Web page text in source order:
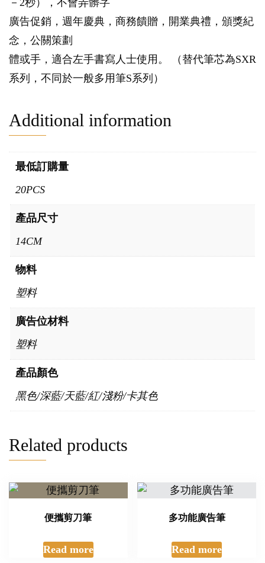
－2秒），不會弄髒字
廣告促銷，週年慶典，商務饋贈，開業典禮，頒獎紀
念，公關策劃
體或手，適合左手書寫人士使用。 （替代筆芯為SXR
系列，不同於一般多用筆S系列）
Additional information
最低訂購量
20PCS
產品尺寸
14CM
物料
塑料
廣告位材料
塑料
產品顏色
黑色/深藍/天藍/紅/淺粉/卡其色
Related products
便攜剪刀筆
Read more
多功能廣告筆
Read more